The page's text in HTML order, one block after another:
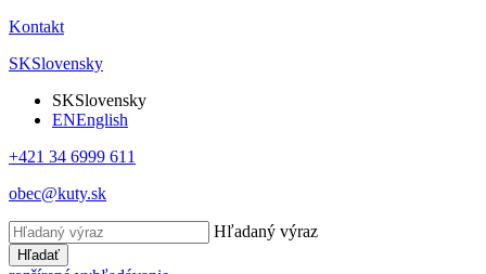
Kontakt
SKSlovensky
SKSlovensky
ENEnglish
+421 34 6999 611
obec@kuty.sk
Hľadaný výraz
Hľadať